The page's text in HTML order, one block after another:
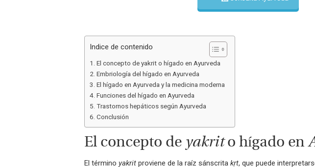
Indice de contenido
El concepto de yakrit o hígado en Ayurveda
Embriología del hígado en Ayurveda
El hígado en Ayurveda y la medicina moderna
Funciones del hígado en Ayurveda
Trastornos hepáticos según Ayurveda
Conclusión
El concepto de yakrito hígado en
El término yakritproviene de la raíz sánscrita kṛt, que puede